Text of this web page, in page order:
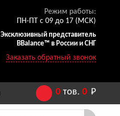
Режим работы:
ПН-ПТ с 09 до 17 (МСК)
Эксклюзивный представитель
BBalance™ в России и СНГ
Заказать обратный звонок
0 тов.0 Р